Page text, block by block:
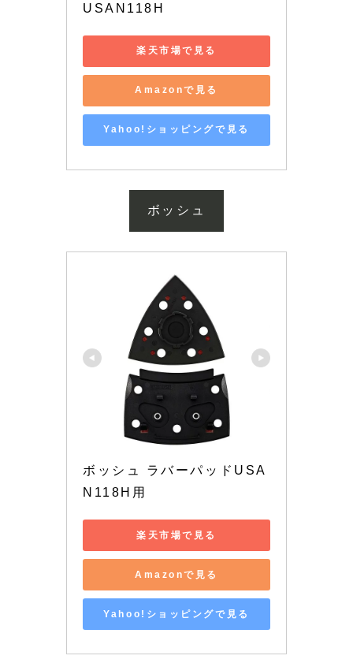
USAN118H
楽天市場で見る
Amazonで見る
Yahoo!ショッピングで見る
ボッシュ
ボッシュ ラバーパッドUSA
N118H用
楽天市場で見る
Amazonで見る
Yahoo!ショッピングで見る